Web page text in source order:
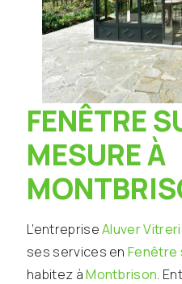
FENÊTRE SUR-
MESURE À
L’entrepriseAluver
ses services enFenêtre
habitez àMontbrison.